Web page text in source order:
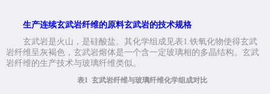
生产连续玄武岩纤维的原料玄武岩的技术规格
玄武岩是火山，是硅酸盐。其化学组成见表1.铁氧化物使得玄武
岩纤维呈灰褐色，玄武岩熔体是一个含一定玻璃相的多晶结构。玄武
岩纤维的生产技术与玻璃纤维类似。
表1 玄武岩纤维与玻璃纤维化学组成对比